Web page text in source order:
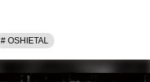
# OSHIETAL